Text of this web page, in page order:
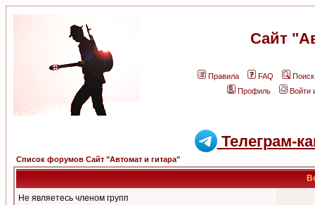
Сайт
Правила FAQ
Поиск
Профиль
Войти
Телеграм-
Список форумов Сайт "Автомат и гитара"
Не являетесь членом групп